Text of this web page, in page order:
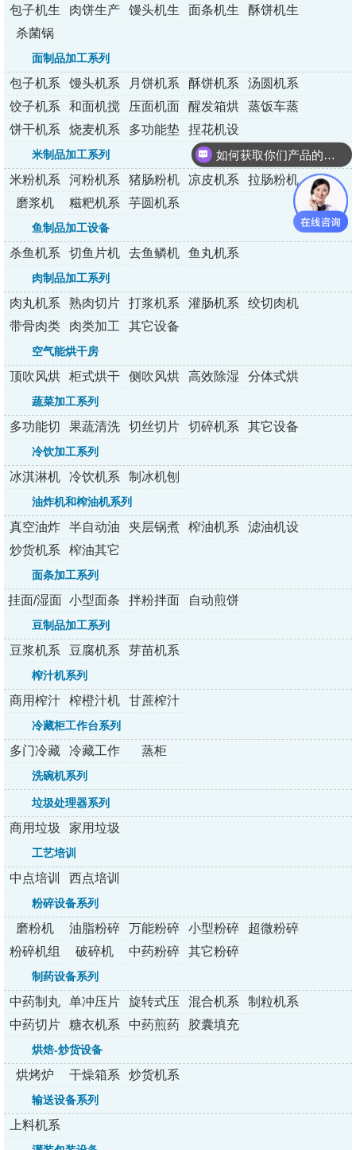
包子机生
产线
肉饼生产
馒头机生
面条机生
酥饼机生
杀菌锅
面制品加工系列
包子机系
列
馒头机系
列
月饼机系
列
酥饼机系
列
汤圆机系
列
饺子机系
列
和面机搅
拌机
压面机面
条机
醒发箱烘
烤炉
蒸饭车蒸
饼干机系
列
烧麦机系
列
多功能垫
捏花机设
备
米制品加工系列
米粉机系
列
河粉机系
列
猪肠粉机
系列
凉皮机系
拉肠粉机
磨浆机
糍粑机系
列
芋圆机系
鱼制品加工设备
杀鱼机系
列
切鱼片机
系列
去鱼鳞机
鱼丸机系
肉制品加工系列
肉丸机系
列
熟肉切片
机系列
打浆机系
列
灌肠机系
绞切肉机
带骨肉类
加工设备
肉类加工
设备
其它设备
空气能烘干房
顶吹风烘
干房
柜式烘干
房
侧吹风烘
高效除湿
分体式烘
蔬菜加工系列
多功能切
菜机
果蔬清洗
机
切丝切片
切碎机系
其它设备
冷饮加工系列
冰淇淋机
系列
冷饮机系
列
制冰机刨
油炸机和榨油机系列
真空油炸
机
半自动油
炸机
夹层锅煮
榨油机系
滤油机设
炒货机系
列
榨油其它
配套设备
面条加工系列
挂面/湿面
面条机
小型面条
机
拌粉拌面
自动煎饼
豆制品加工系列
豆浆机系
列
豆腐机系
列
芽苗机系
榨汁机系列
商用榨汁
机
榨橙汁机
甘蔗榨汁
冷藏柜工作台系列
多门冷藏
柜系列
冷藏工作
台系列
蒸柜
洗碗机系列
垃圾处理器系列
商用垃圾
处理器
家用垃圾
处理器
工艺培训
中点培训 西点培训
粉碎设备系列
磨粉机
油脂粉碎
机
万能粉碎
机
小型粉碎
机系列
超微粉碎
粉碎机组 破碎机
中药粉碎
其它粉碎
制药设备系列
中药制丸
机
单冲压片
机
旋转式压
片机
混合机系
列
制粒机系
中药切片
机
糖衣机系
列
中药煎药
胶囊填充
烘焙-炒货设备
烘烤炉
干燥箱系
列
炒货机系
输送设备系列
上料机系